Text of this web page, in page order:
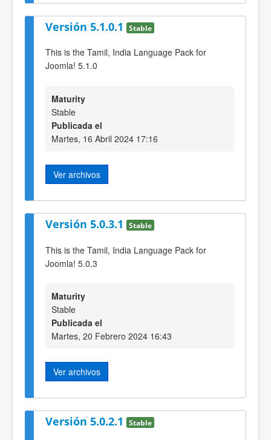
Versión 5.1.0.1 Stable
This is the Tamil, India Language Pack for
Joomla! 5.1.0
Maturity
Stable
Publicada el
Martes, 16 Abril 2024 17:16
Ver archivos
Versión 5.0.3.1 Stable
This is the Tamil, India Language Pack for
Joomla! 5.0.3
Maturity
Stable
Publicada el
Martes, 20 Febrero 2024 16:43
Ver archivos
Versión 5.0.2.1 Stable